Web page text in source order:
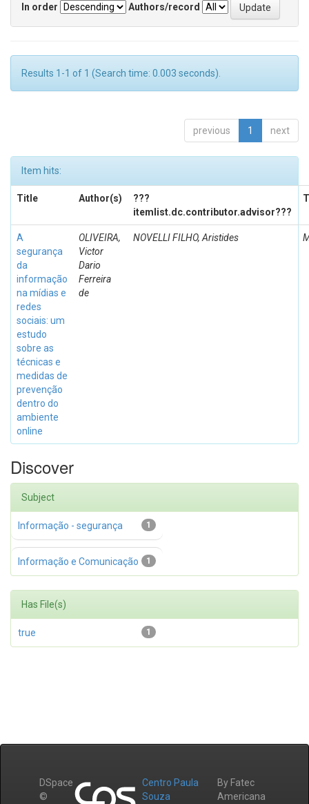
In order
Authors/record
Results 1-1 of 1 (Search time: 0.003 seconds).
previous 1 next
Item hits:
Title Author(s)
???
itemlist.dc.contributor.advisor???
A
segurança
da
informação
na mídias e
redes
sociais: um
estudo
sobre as
técnicas e
medidas de
prevenção
dentro do
ambiente
online
OLIVEIRA,
Victor
Dario
Ferreira
de
NOVELLI FILHO, Aristides
Discover
Subject
1
Informação - segurança
1
Informação e Comunicação
Has File(s)
1
true
DSpace
©
Centro Paula
Souza
By Fatec
Americana